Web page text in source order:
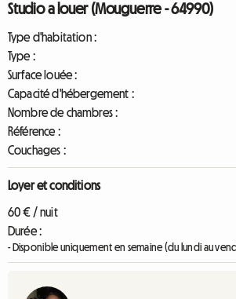
Studio a louer (Mouguerre - 64990)
Type d'habitation :
Type :
Surface louée :
Capacité d'hébergement :
Nombre de chambres :
Référence :
Couchages :
Loyer et conditions
60 € / nuit
Durée :
- Disponible uniquement en semaine (du lundi au